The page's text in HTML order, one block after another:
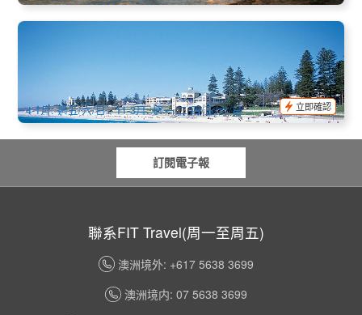
81.00 $85.00
PER09145
4-1月: 週五/六/日 , 11-3月: 週一/二/四/五/六/日
立即確認
訂閱電子報
聯系FIT Travel(周一至周五)
澳洲境外: +617 5638 3699
澳洲境内: 07 5638 3699